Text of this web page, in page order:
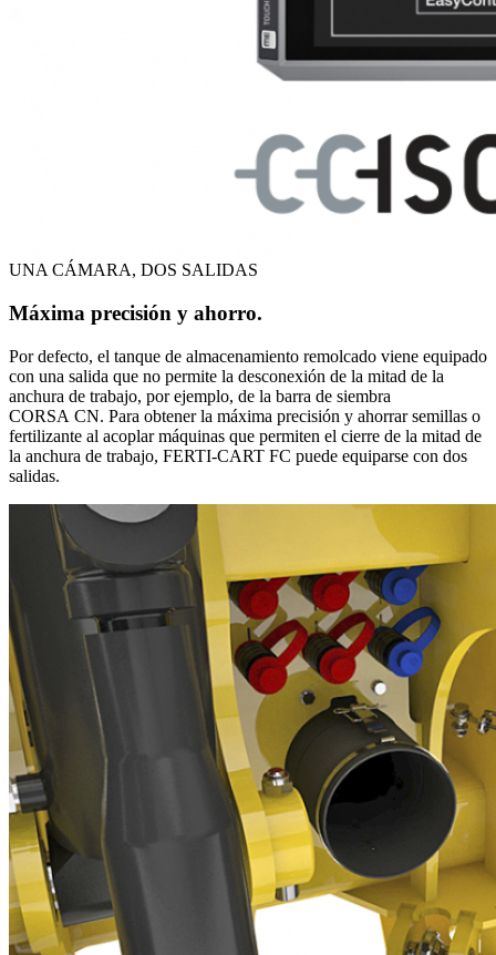
UNA CÁMARA, DOS SALIDAS
Máxima precisión y ahorro.
Por defecto, el tanque de almacenamiento remolcado viene equipado
con una salida que no permite la desconexión de la mitad de la
anchura de trabajo, por ejemplo, de la barra de siembra
CORSA CN. Para obtener la máxima precisión y ahorrar semillas o
fertilizante al acoplar máquinas que permiten el cierre de la mitad de
la anchura de trabajo, FERTI-CART FC puede equiparse con dos
salidas.